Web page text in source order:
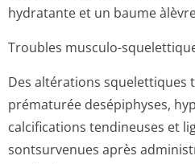
hydratante et un baume
Troubles musculo-
Des altérations squelettiques
prématurée desépiphyses,
calcifications tendineuses et
sontsurvenues après